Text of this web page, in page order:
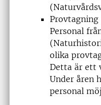
Personal
olika
Detta är ett
Under åren
personal